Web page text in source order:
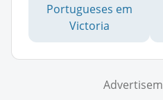
Portugueses em
Victoria